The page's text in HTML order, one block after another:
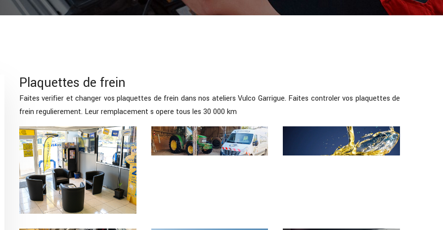
Plaquettes de frein
Faites verifier et changer vos plaquettes de frein dans nos ateliers Vulco Garrigue. Faites controler vos plaquettes de
frein regulierement. Leur remplacement s opere tous les 30 000 km